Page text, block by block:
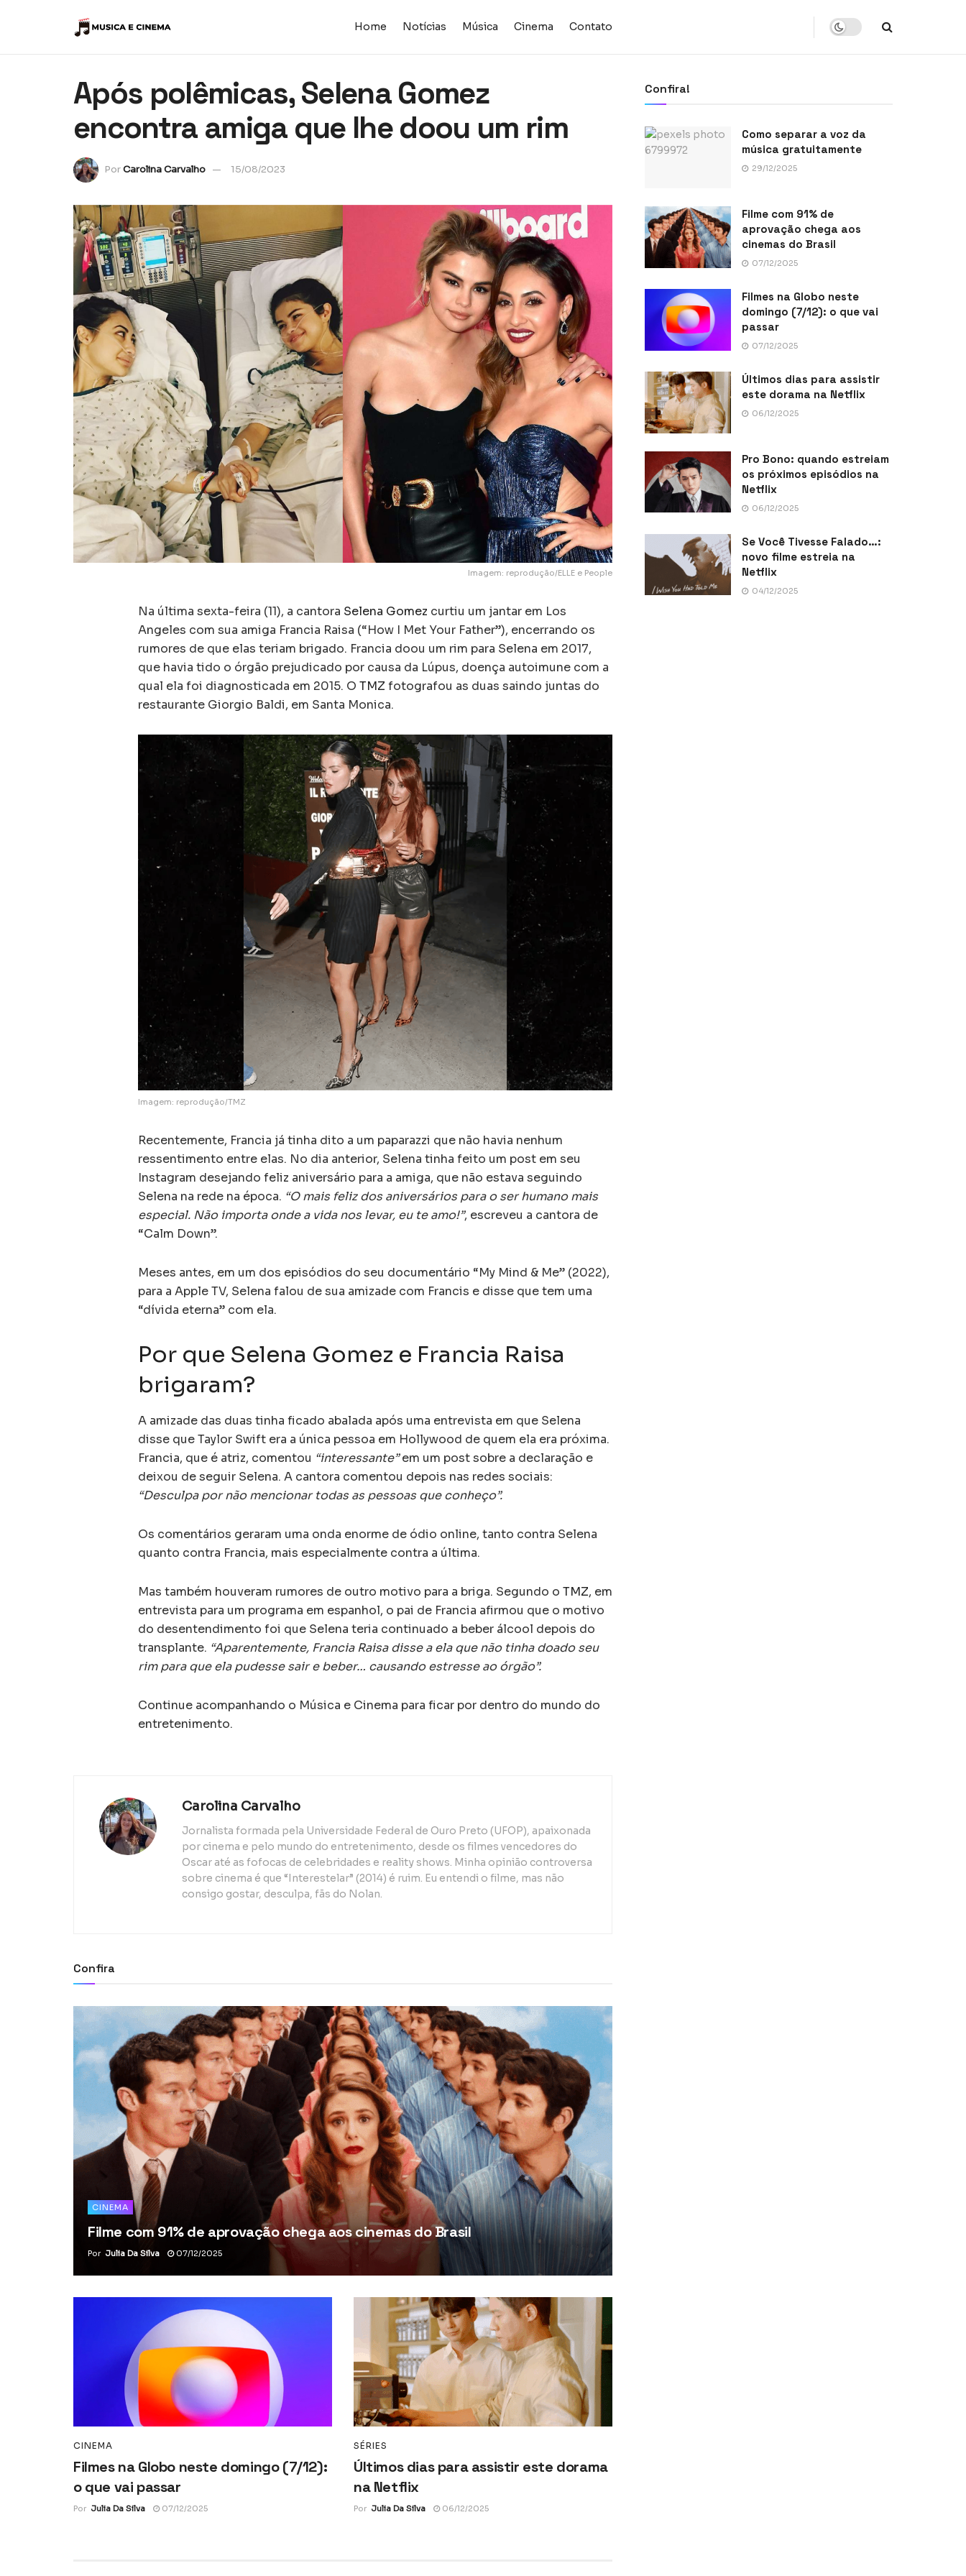
Home Notícias Música Cinema Contato
Após polêmicas, Selena Gomez
encontra amiga que lhe doou um rim
PorCarolina Carvalho 15/08/2023
Imagem: reprodução/ELLE e People
Na última sexta-feira (11), a cantora Selena Gomez curtiu um jantar em Los
Angeles com sua amiga Francia Raisa (“How I Met Your Father”), encerrando os
rumores de que elas teriam brigado. Francia doou um rim para Selena em 2017,
que havia tido o órgão prejudicado por causa da Lúpus, doença autoimune com a
qual ela foi diagnosticada em 2015. O TMZ fotografou as duas saindo juntas do
restaurante Giorgio Baldi, em Santa Monica.
Imagem: reprodução/TMZ
Recentemente, Francia já tinha dito a um paparazzi que não havia nenhum
ressentimento entre elas. No dia anterior, Selena tinha feito um post em seu
Instagram desejando feliz aniversário para a amiga, que não estava seguindo
Selena na rede na época. “O mais feliz dos aniversários para o ser humano mais
especial. Não importa onde a vida nos levar, eu te amo!”, escreveu a cantora de
“Calm Down”.
Meses antes, em um dos episódios do seu documentário “My Mind & Me” (2022),
para a Apple TV, Selena falou de sua amizade com Francis e disse que tem uma
“dívida eterna” com ela.
Por que Selena Gomez e Francia Raisa
brigaram?
A amizade das duas tinha ficado abalada após uma entrevista em que Selena
disse que Taylor Swift era a única pessoa em Hollywood de quem ela era próxima.
Francia, que é atriz, comentou “interessante”em um post sobre a declaração e
deixou de seguir Selena. A cantora comentou depois nas redes sociais:
“Desculpa por não mencionar todas as pessoas que conheço”.
Os comentários geraram uma onda enorme de ódio online, tanto contra Selena
quanto contra Francia, mais especialmente contra a última.
Mas também houveram rumores de outro motivo para a briga. Segundo o TMZ, em
entrevista para um programa em espanhol, o pai de Francia afirmou que o motivo
do desentendimento foi que Selena teria continuado a beber álcool depois do
transplante. “Aparentemente, Francia Raisa disse a ela que não tinha doado seu
rim para que ela pudesse sair e beber… causando estresse ao órgão”.
Continue acompanhando o Música e Cinema para ficar por dentro do mundo do
entretenimento.
Carolina Carvalho
Jornalista formada pela Universidade Federal de Ouro Preto (UFOP), apaixonada
por cinema e pelo mundo do entretenimento, desde os filmes vencedores do
Oscar até as fofocas de celebridades e reality shows. Minha opinião controversa
sobre cinema é que “Interestelar” (2014) é ruim. Eu entendi o filme, mas não
consigo gostar, desculpa, fãs do Nolan.
Confira
CINEMA
Filme com 91% de aprovação chega aos cinemas do Brasil
Por Julia Da Silva 07/12/2025
CINEMA
Filmes na Globo neste domingo (7/12):
o que vai passar
Por Julia Da Silva 07/12/2025
SÉRIES
Últimos dias para assistir este dorama
na Netflix
Por Julia Da Silva 06/12/2025
Confira!
Como separar a voz da
música gratuitamente
29/12/2025
Filme com 91% de
aprovação chega aos
cinemas do Brasil
07/12/2025
Filmes na Globo neste
domingo (7/12): o que vai
passar
07/12/2025
Últimos dias para assistir
este dorama na Netflix
06/12/2025
Pro Bono: quando estreiam
os próximos episódios na
Netflix
06/12/2025
Se Você Tivesse Falado…:
novo filme estreia na
Netflix
04/12/2025